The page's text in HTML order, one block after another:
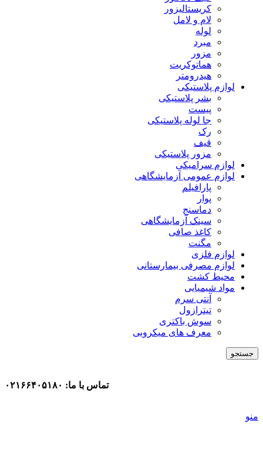
کریستالیزور
لام و لامل
لوله
مبرد
مزور
هماتوکریت
هیدرومتر
لوازم پلاستیکی
بشر پلاستیکی
پیست
جا لوله پلاستیکی
رک
قیف
مزور پلاستیکی
لوازم سرامیکی
لوازم عمومی آزمایشگاهی
پارافیلم
پوار
دماسنج
سینک آزمایشگاهی
کاغذ صافی
مگنت
لوازم فلزی
لوازم مصرفی بیمارستانی
محیط کشت
مواد شیمیایی
آنتی سرم
تیترازول
سوش باکتری
معرف های میکروبی
جستجو
تماس با ما: ۰۲۱۶۶۴۰۵۱۸۰
منو